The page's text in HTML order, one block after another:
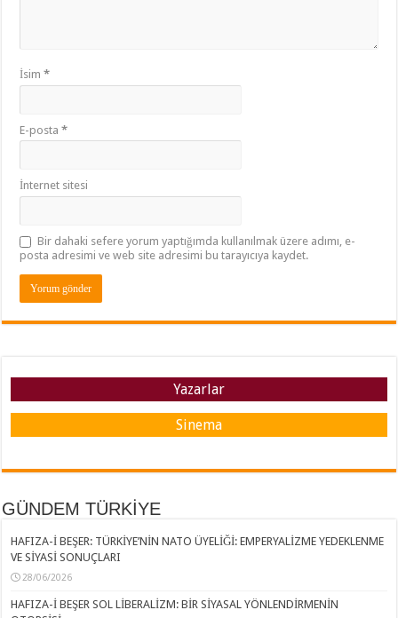
İsim*
E-posta*
İnternet sitesi
Bir dahaki sefere yorum yaptığımda kullanılmak üzere adımı, e-
posta adresimi ve web site adresimi bu tarayıcıya kaydet.
Yazarlar
Sinema
GÜNDEM TÜRKİYE
HAFIZA-İ BEŞER: TÜRKİYE’NİN NATO ÜYELİĞİ: EMPERYALİZME YEDEKLENME
VE SİYASİ SONUÇLARI
28/06/2026
HAFIZA-İ BEŞER SOL LİBERALİZM: BİR SİYASAL YÖNLENDİRMENİN